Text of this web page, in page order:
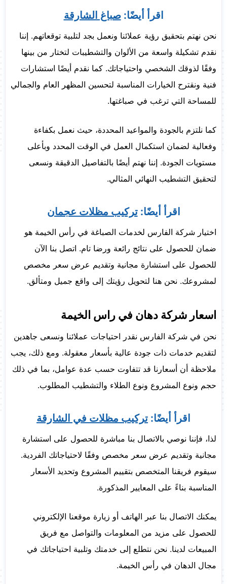
اقرأ أيضًا:صباغ الشارقة
نحن نهتم بتحقيق رؤية عملائنا ونعمل بجد لتلبية توقعاتهم. إننا
نقدم تشكيلة واسعة من الألوان والتشطيبات لتختار من بينها
وفقًا لذوقك الشخصي واحتياجاتك. كما نقدم أيضًا استشارات
فنية ونقترح الخيارات المناسبة لتحسين المظهر العام والجمالي
للمساحة التي ترغب في صباغتها.
كما نلتزم بالجودة والمواعيد المحددة، حيث نعمل بكفاءة
وفعالية لضمان استكمال العمل في الوقت المحدد وبأعلى
مستويات الجودة. إننا نهتم أيضًا بالتفاصيل الدقيقة ونسعى
لتحقيق التشطيب النهائي المثالي.
اقرأ أيضًا:تركيب مظلات عجمان
اختيار شركة الفارس لخدمات الصباغة في رأس الخيمة هو
ضمان للحصول على نتائج رائعة ورضا تام. اتصل بنا الآن
للحصول على استشارة مجانية وتقديم عرض سعر مخصص
لمشروعك. نحن هنا لتحويل رؤيتك إلى واقع جميل ومتألق.
اسعار شركة دهان في راس الخيمة
نحن في شركة الفارس نقدر احتياجات عملائنا ونسعى جاهدين
لتقديم خدمات ذات جودة عالية بأسعار معقولة. ومع ذلك، يجب
ملاحظة أن أسعارنا قد تتفاوت حسب عدة عوامل، بما في ذلك
حجم ونوع المشروع ونوع الطلاء والتشطيب المطلوب.
اقرأ أيضًا: تركيب مظلات في الشارقة
لذا، فإننا نوصي بالاتصال بنا مباشرة للحصول على استشارة
مجانية وتقديم عرض سعر مخصص وفقًا لاحتياجاتك الفردية.
سيقوم فريقنا المتخصص بتقييم المشروع وتحديد الأسعار
المناسبة بناءً على المعايير المذكورة.
يمكنك الاتصال بنا عبر الهاتف أو زيارة موقعنا الإلكتروني
للحصول على مزيد من المعلومات والتواصل مع فريق
المبيعات لدينا. نحن نتطلع إلى خدمتك وتلبية احتياجاتك في
مجال الدهان في رأس الخيمة.